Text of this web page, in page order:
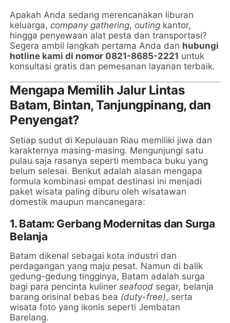
Apakah Anda sedang merencanakan liburan
keluarga,company gathering,outing kantor,
hingga penyewaan alat pesta dan transportasi?
Segera ambil langkah pertama Anda dan hubungi
hotline kami di nomor 0821-8685-2221 untuk
konsultasi gratis dan pemesanan layanan terbaik.
Mengapa Memilih Jalur Lintas
Batam, Bintan, Tanjungpinang, dan
Penyengat?
Setiap sudut di Kepulauan Riau memiliki jiwa dan
karakternya masing-masing. Mengunjungi satu
pulau saja rasanya seperti membaca buku yang
belum selesai. Berikut adalah alasan mengapa
formula kombinasi empat destinasi ini menjadi
paket wisata paling diburu oleh wisatawan
domestik maupun mancanegara:
1. Batam: Gerbang Modernitas dan Surga
Belanja
Batam dikenal sebagai kota industri dan
perdagangan yang maju pesat. Namun di balik
gedung-gedung tingginya, Batam adalah surga
bagi para pencinta kulinerseafood segar, belanja
barang orisinal bebas bea (duty-free), serta
wisata foto yang ikonis seperti Jembatan
Barelang.